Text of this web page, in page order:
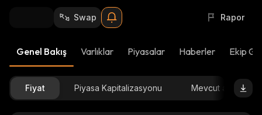
Swap Rapor
Genel Bakış Varlıklar Piyasalar Haberler Ekip
Fiyat Piyasa Kapitalizasyonu Mevcut arz